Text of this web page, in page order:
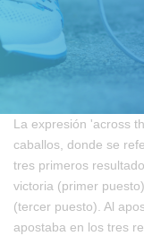
La expresión 'across
caballos, donde se
tres primeros
victoria (primer
(tercer puesto). Al
apostaba en los tres